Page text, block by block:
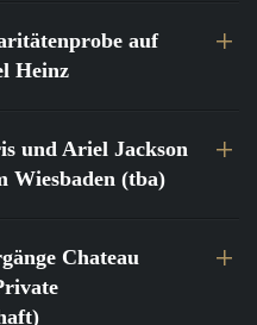
auf
Heinz
und Ariel Jackson
Wiesbaden (tba)
Chateau